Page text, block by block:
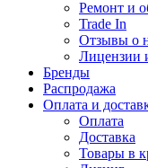
Ремонт и
Trade In
Отзывы о
Лицензии
Бренды
Распродажа
Оплата и
Оплата
Доставка
Товары в